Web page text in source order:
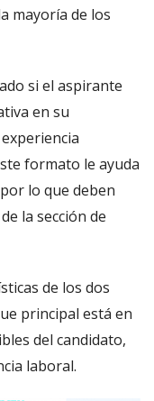
mayoría de los
si el aspirante
en su
formato le ayuda
lo que deben
la sección de
de los dos
principal está en
del candidato,
laboral.